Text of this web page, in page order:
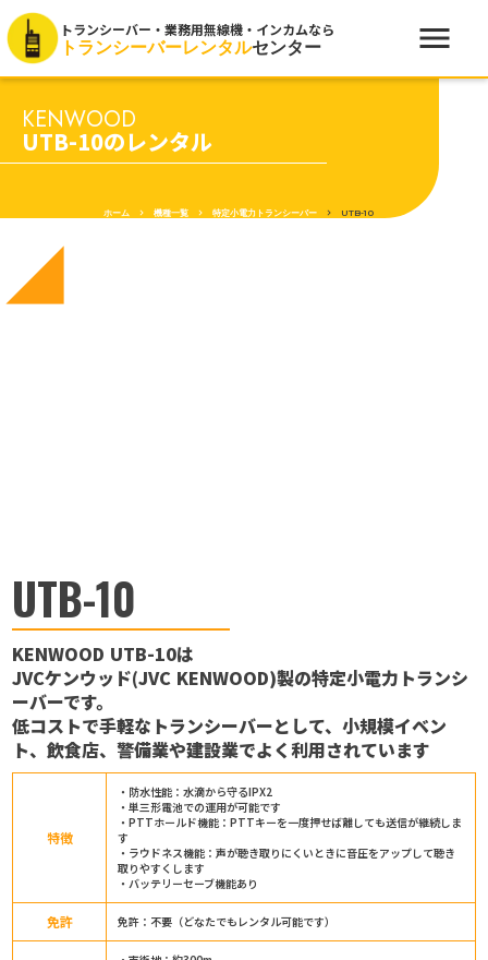
KENWOOD
UTB-10のレンタル
ホーム keyboard_arrow_right 機種一覧 keyboard_arrow_right 特定小電力トランシーバー keyboard_arrow_right UTB-10
network_cell
UTB-10
KENWOOD UTB-10は
JVCケンウッド(JVC KENWOOD)製の特定小電力トランシ
ーバーです。
低コストで手軽なトランシーバーとして、小規模イベン
ト、飲食店、警備業や建設業でよく利用されています
特徴
・防水性能：水滴から守るIPX2
・単三形電池での運用が可能です
・PTTホールド機能：PTTキーを一度押せば離しても送信が継続しま
す
・ラウドネス機能：声が聴き取りにくいときに音圧をアップして聴き
取りやすくします
・バッテリーセーブ機能あり
免許 免許：不要（どなたでもレンタル可能です）
トランシーバー・業務用無線機・インカムなら
トランシーバーレンタルセンター menu